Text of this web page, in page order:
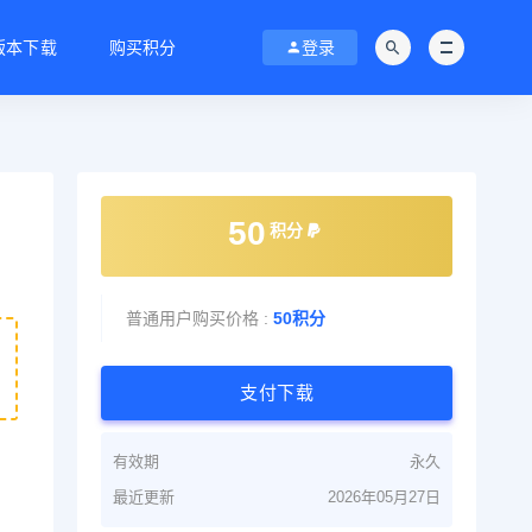
本下载 购买积分 登录
50 积分
普通用户购买价格 :50积分
支付下载
有效期
永久
最近更新
2026年05月27日